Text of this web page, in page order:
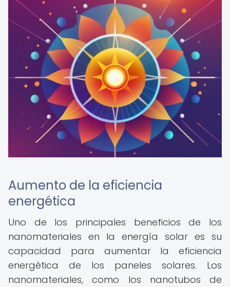
Aumento de la eficiencia
energética
Uno de los principales beneficios de los
nanomateriales en la energía solar es su
capacidad para aumentar la eficiencia
energética de los paneles solares. Los
nanomateriales, como los nanotubos de